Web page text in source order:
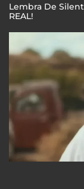
Lembra De Silent
REAL!